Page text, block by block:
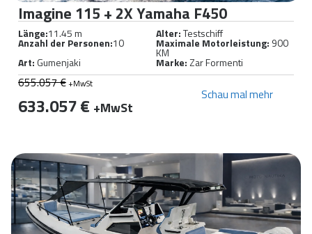
Imagine 115 + 2X Yamaha F450
Länge:11.45 m Alter:Testschiff
Anzahl der Personen:10 Maximale Motorleistung: 900
KM
Art: Gumenjaki Marke:Zar Formenti
655.057 € +MwSt
633.057 € +MwSt
Schau mal mehr